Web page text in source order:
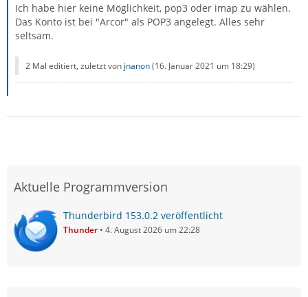
Das Forums-Thema “Provider Arcor-Vodafone: Mail-
Server pop3.arcor.de antwortet: internal server
Wenn du verifizieren willst, ob es ein Problem auf
Serverseite ist, probiere es einfach mal mit einem
anderen Mailprogramm, z.B. mit Windows Mail oder
einem am Smartphone (aber nicht mit einer App von
Vodafone).
Ich habe hier keine Möglichkeit, pop3 oder imap zu wählen.
Das Konto ist bei "Arcor" als POP3 angelegt. Alles sehr
seltsam.
2 Mal editiert, zuletzt von jnanon(16. Januar 2021 um 18:29)
Aktuelle Programmversion
Thunderbird 153.0.2 veröffentlicht
Thunder 4. August 2026 um 22:28